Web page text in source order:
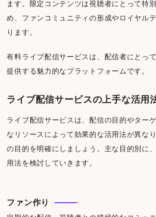
ます。限定コンテンツは視聴者にとって特
め、ファンコミュニティの形成やロイヤル
ります。
有料ライブ配信サービスは、配信者にとっ
提供する魅力的なプラットフォームです。
ライブ配信サービスの上手な活用
ライブ配信サービスは、配信の目的やター
なリソースによって効果的な活用法が異な
の目的を明確にしましょう。主な目的別に
用法を検討していきます。
ファン作り